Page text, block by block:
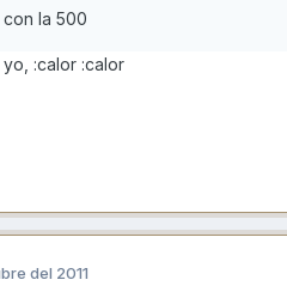
la 500
:calor :calor
del 2011